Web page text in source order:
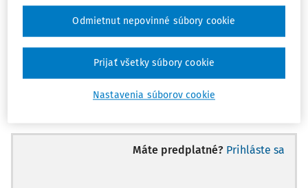
132/321 suma 2 538,69 € 273kg zaúčtujeme: 132/648 suma
cena). Abstrahovala som kvôli zjednodušeniu od
účtovania cez účet 131.
Máte predplatné? Prihláste sa
Nastavenia súborov cookie
Odmietnut nepovinné súbory cookie
Prijať všetky súbory cookie